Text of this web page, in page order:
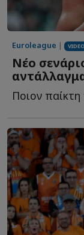
Euroleague | VIDEO
Νέο